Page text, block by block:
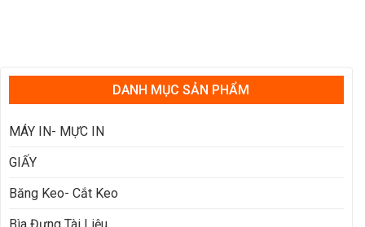
DANH MỤC SẢN PHẨM
MÁY IN- MỰC IN
GIẤY
Băng Keo- Cắt Keo